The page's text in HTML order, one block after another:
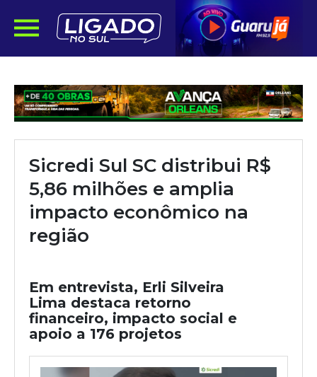
Sicredi Sul SC distribui R$
5,86 milhões e amplia
impacto econômico na
região
Em entrevista, Erli Silveira
Lima destaca retorno
financeiro, impacto social e
apoio a 176 projetos